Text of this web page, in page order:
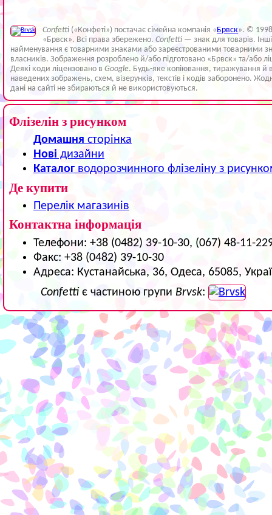
Confetti («Конфеті») постачає сімейна компанія « Брвск». ©
«Брвск». Всі права збережено.Confetti — знак для товарів. Інші
найменування є товарними знаками або зареєстрованими товарними
власників. Зображення розроблено й/або підготовано «Брвск» та/або
Деякі коди ліцензовано в Google. Будь-яке копіювання, тиражування й
наведених зображень, схем, візерунків, текстів і кодів заборонено.
дані на сайті не збираються й не використовуються.
Флізелін з рисунком
Домашня сторінка
Нові дизайни
Каталог водорозчинного флізеліну з
Де купити
Перелік магазинів
Контактна інформація
Телефони: +38 (0482) 39-10-30, (067) 48-11-
Факс: +38 (0482) 39-10-30
Адреса: Кустанайська, 36, Одеса, 65085,
Confettiє частиною групи Brvsk: